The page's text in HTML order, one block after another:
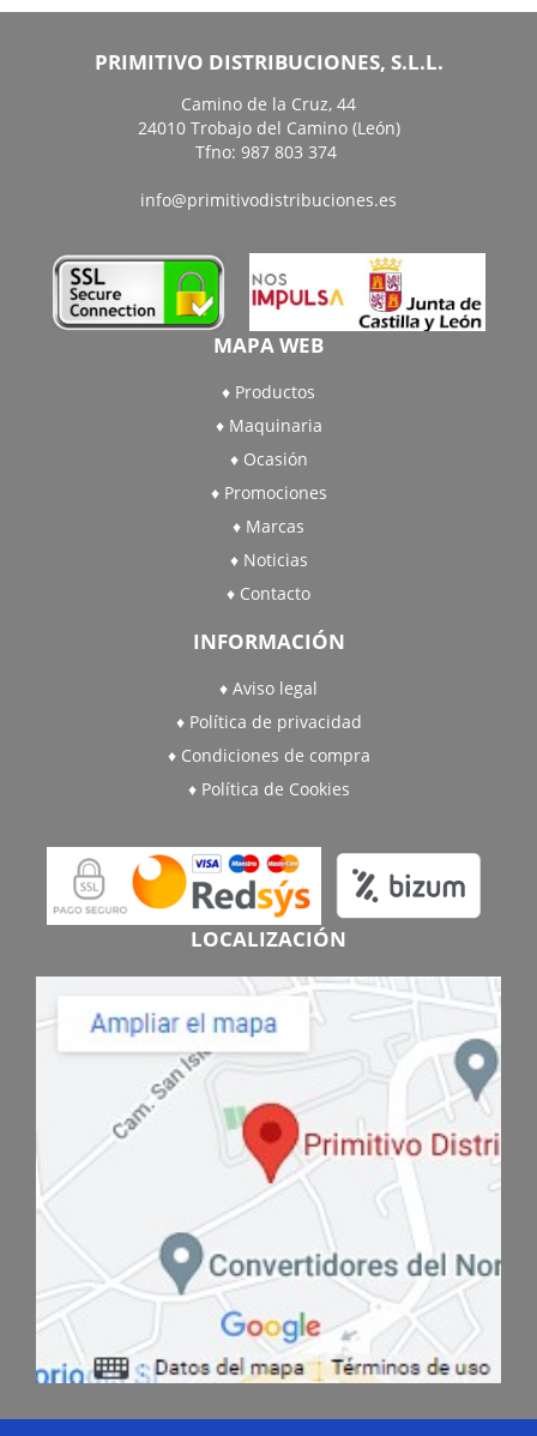
PRIMITIVO DISTRIBUCIONES, S.L.L.
Camino de la Cruz, 44
24010 Trobajo del Camino (León)
Tfno: 987 803 374
info@primitivodistribuciones.es
MAPA WEB
Productos
Maquinaria
Ocasión
Promociones
Marcas
Noticias
Contacto
INFORMACIÓN
Aviso legal
Política de privacidad
Condiciones de compra
Política de Cookies
LOCALIZACIÓN